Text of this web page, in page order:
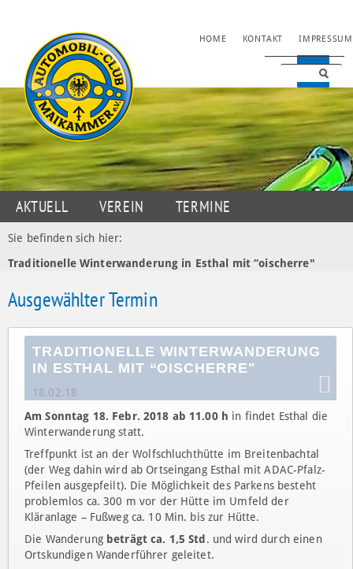
NAVIGATION
HOME KONTAKT IMPRESSUM
NAVIGATION
ÜBERSPRINGEN
AKTUELL VEREIN
TERMINE
JUGENDSPORT
DATENSCHUTZ
Sie befinden sich hier:
Traditionelle Winterwanderung in Esthal mit “oischerre"
Ausgewählter Termin
TRADITIONELLE WINTERWANDERUNG
IN ESTHAL MIT “OISCHERRE"
18.02.18
Am Sonntag 18. Febr. 2018 ab 11.00 h in findet Esthal die
Winterwanderung statt.
Treffpunkt ist an der Wolfschluchthütte im Breitenbachtal
(der Weg dahin wird ab Ortseingang Esthal mit ADAC-Pfalz-
Pfeilen ausgepfeilt). Die Möglichkeit des Parkens besteht
problemlos ca. 300 m vor der Hütte im Umfeld der
Kläranlage – Fußweg ca. 10 Min. bis zur Hütte.
Die Wanderung beträgt ca. 1,5 Std . und wird durch einen
Ortskundigen Wanderführer geleitet.